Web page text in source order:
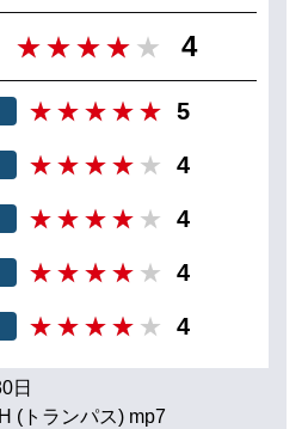
4
5
4
4
4
4
日
(トランパス) mp7